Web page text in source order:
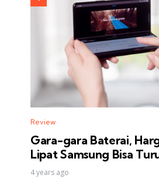
Review
Gara-gara Baterai,
Lipat Samsung Bisa
4 years ago